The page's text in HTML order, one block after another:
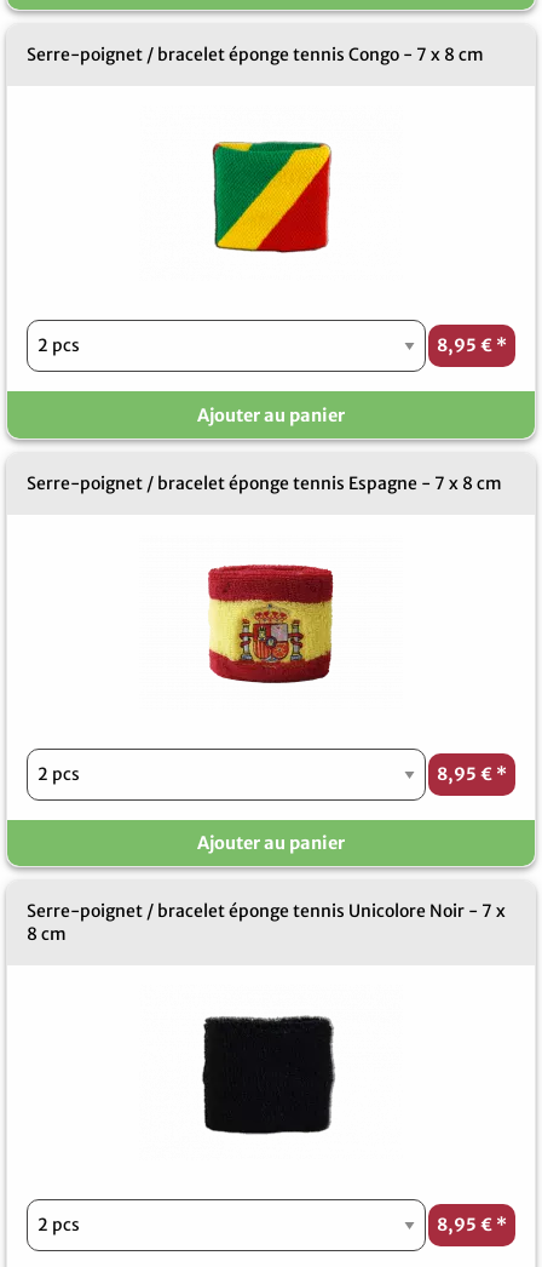
Serre-poignet / bracelet éponge tennis Congo - 7 x 8 cm
8,95 € *
Ajouter au panier
Serre-poignet / bracelet éponge tennis Espagne - 7 x 8 cm
8,95 € *
Ajouter au panier
Serre-poignet / bracelet éponge tennis Unicolore Noir - 7 x
8 cm
8,95 € *